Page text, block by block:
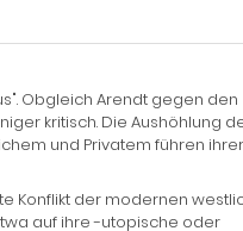
Obgleich Arendt gegen den
kritisch. Die Aushöhlung
und Privatem führen ihrer
Konflikt der modernen
auf ihre -utopische oder